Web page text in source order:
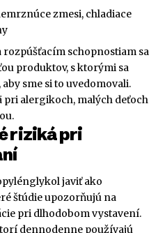
zmesi, chladiace
rozpúšťacím schopnostiam sa
produktov, s ktorými sa
sme si to uvedomovali.
pri alergikoch, malých deťoch
riziká pri
javiť ako
štúdie upozorňujú na
pri dlhodobom vystavení.
dennodenne používajú